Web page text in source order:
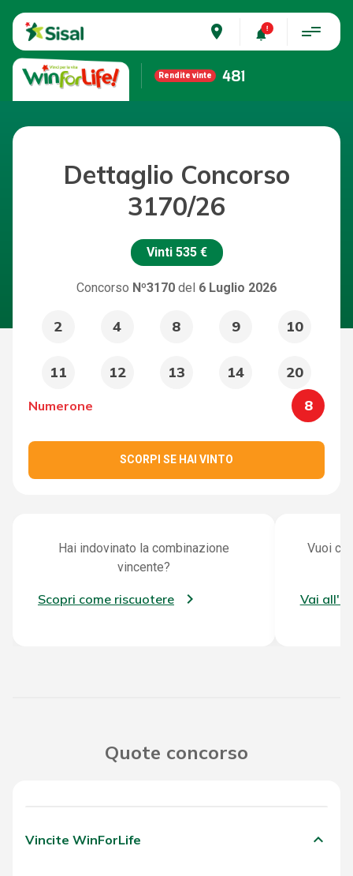
place
Rendite vinte 481
Dettaglio Concorso
3170/26
Vinti 535 €
Concorso Nº3170 del 6 Luglio 2026
2 4 8 9 10
11 12 13 14 20
Numerone 8
SCORPI SE HAI VINTO
Hai indovinato la combinazione
vincente?
Scopri come riscuotere
Vuoi
Vai
Quote concorso
Vincite WinForLife keyboard_arrow_down